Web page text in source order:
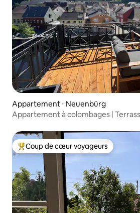
Appartement ⋅ Neuenbürg
Appartement à colombages |
Coups de cœur voyageurs les plus
Coup de cœur voyageurs